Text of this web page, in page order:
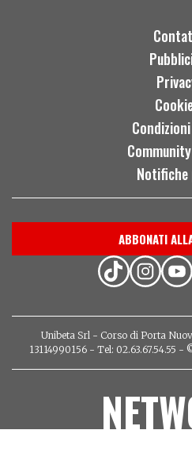
Notifiche
ABBONATI
Unibeta Srl - Corso di Porta
13114990156 - Tel: